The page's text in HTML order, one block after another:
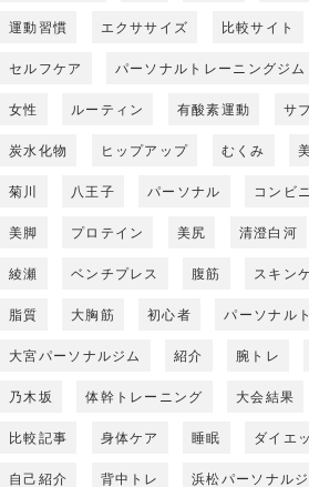
運動習慣 エクササイズ 比較サイト
セルフケア パーソナルトレーニングジム
女性 ルーティン 有酸素運動 サ
炭水化物 ヒップアップ むくみ
菊川 八王子 パーソナル コンビニ
美脚 プロテイン 美尻 清澄白河
綾瀬 ベンチプレス 腹筋 スキン
脂質 大胸筋 初心者 パーソナル
大宮パーソナルジム 紹介 腕トレ
乃木坂 体幹トレーニング 大会結果
比較記事 身体ケア 睡眠 ダイエ
自己紹介 背中トレ 浜松パーソナルジ